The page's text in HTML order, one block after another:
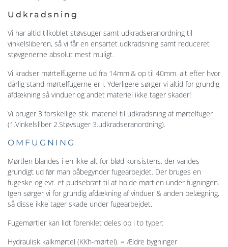
Udkradsning
Vi har altid tilkoblet støvsuger samt udkradseranordning til
vinkelsliberen, så vi får en ensartet udkradsning samt reduceret
støvgenerne absolut mest muligt.
Vi kradser mørtelfugerne ud fra 14mm.& op til 40mm. alt efter hvor
dårlig stand mørtelfugerne er i. Yderligere sørger vi altid for grundig
afdækning så vinduer og andet materiel ikke tager skader!
Vi bruger 3 forskellige stk. materiel til udkradsning af mørtelfuger
(1.Vinkelsliber 2.Støvsuger 3.udkradseranordning).
OMFUGNING
Mørtlen blandes i en ikke alt for blød konsistens, der vandes
grundigt ud før man påbegynder fugearbejdet. Der bruges en
fugeske og evt. et pudsebræt til at holde mørtlen under fugningen.
Igen sørger vi for grundig afdækning af vinduer & anden belægning,
så disse ikke tager skade under fugearbejdet.
Fugemørtler kan lidt forenklet deles op i to typer:
Hydraulisk kalkmørtel (KKh-mørtel). = Ældre bygninger